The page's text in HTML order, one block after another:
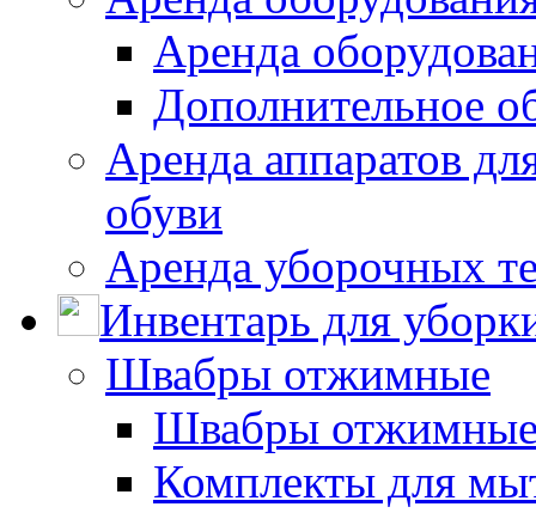
Аренда
Дополнительное
Аренда аппаратов
обуви
Аренда уборочных
Инвентарь для
Швабры отжимные
Швабры
Комплекты для